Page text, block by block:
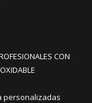
CON
personalizadas